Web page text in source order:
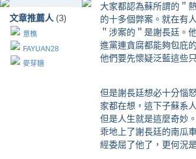
文章推薦人 (3)
意樵
FAYUAN28
麥芽糖
大家都認為蘇所謂的＂
的十多個弊案。就在有
＂涉案的＂是謝長廷。
進黨連貪腐都能夠包庇
他們要先懷疑泛藍這些
但是謝長廷想必十分惱
家都在想，這下子蘇系
但是人生就是這麼奇妙
乖地上了謝長廷的南瓜
經委屈了他了，更何況